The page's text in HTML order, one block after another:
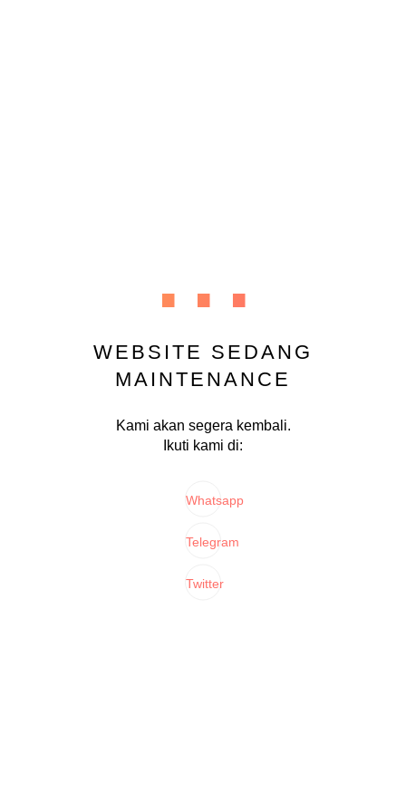
...
WEBSITE SEDANG
MAINTENANCE
Kami akan segera kembali.
Ikuti kami di:
Whatsapp
Telegram
Twitter